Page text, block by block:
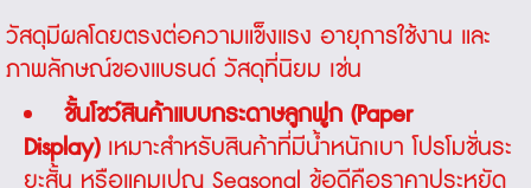
วัสดุมีผลโดยตรงต่อความแข็งแรง อายุการใช้งาน และ
ภาพลักษณ์ของแบรนด์ วัสดุที่นิยม เช่น
ชั้นโชว์สินค้าแบบกระดาษลูกฟูก(Paper
Display) เหมาะสำหรับสินค้าที่มีน้ำหนักเบา โปรโมชั่นระ
ยะสั้น หรือแคมเปญ Seasonal ข้อดีคือราคาประหยัด